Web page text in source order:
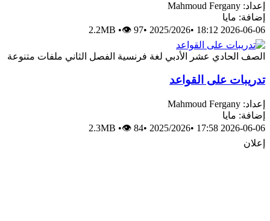
إعداد: Mahmoud Fergany
إضافة: مايا
2026-06-06 18:12
•
2025/2026
•
2.2MB •👁 97
الصف الحادي عشر الأدبي لغة فرنسية الفصل الثاني ملفات متنوعة
تدريبات على القواعد
إعداد: Mahmoud Fergany
إضافة: مايا
2026-06-06 17:58
•
2025/2026
•
2.3MB •👁 84
إعلان